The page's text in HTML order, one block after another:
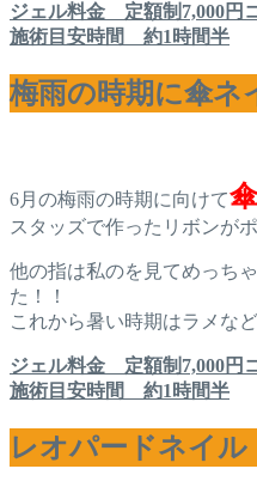
ジェル料金 定額制7,000円
施術目安時間 約1時間半
梅雨の時期に傘ネ
6月の梅雨の時期に向けて
スタッズで作ったリボンが
他の指は私のを見てめっち
た！！
これから暑い時期はラメな
ジェル料金 定額制7,000円
施術目安時間 約1時間半
レオパードネイル